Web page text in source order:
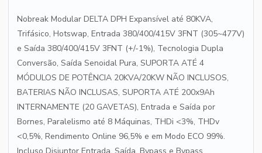
Nobreak Modular DELTA DPH Expansível até 80KVA,
Trifásico, Hotswap, Entrada 380/400/415V 3FNT (305~477V)
e Saída 380/400/415V 3FNT (+/-1%), Tecnologia Dupla
Conversão, Saída Senoidal Pura, SUPORTA ATÉ 4
MÓDULOS DE POTÊNCIA 20KVA/20KW NÃO INCLUSOS,
BATERIAS NÃO INCLUSAS, SUPORTA ATÉ 200x9Ah
INTERNAMENTE (20 GAVETAS), Entrada e Saída por
Bornes, Paralelismo até 8 Máquinas, THDi <3%, THDv
<0,5%, Rendimento Online 96,5% e em Modo ECO 99%.